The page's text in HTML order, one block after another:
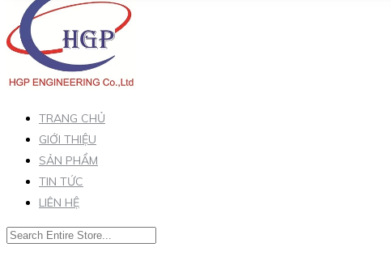
TRANG CHỦ
GIỚI THIỆU
SẢN PHẨM
TIN TỨC
LIÊN HỆ